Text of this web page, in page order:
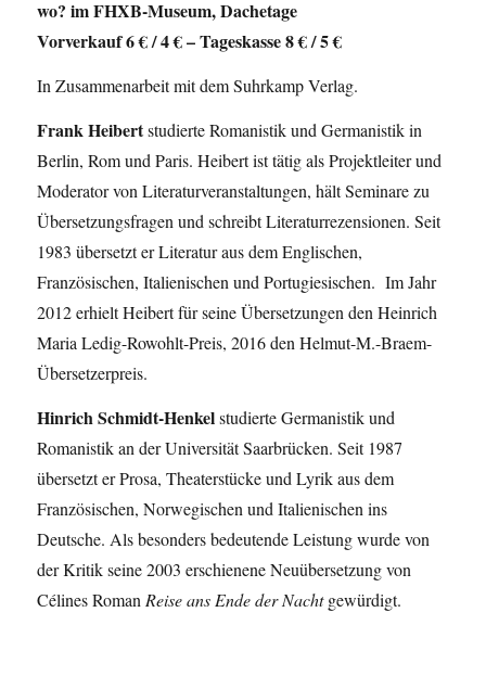
wo? im FHXB-Museum, Dachetage
Vorverkauf 6 € / 4 € – Tageskasse 8 € / 5 €
In Zusammenarbeit mit dem Suhrkamp Verlag.
Frank Heibertstudierte Romanistik und Germanistik in
Berlin, Rom und Paris. Heibert ist tätig als Projektleiter und
Moderator von Literaturveranstaltungen, hält Seminare zu
Übersetzungsfragen und schreibt Literaturrezensionen. Seit
1983 übersetzt er Literatur aus dem Englischen,
Französischen, Italienischen und Portugiesischen. Im Jahr
2012 erhielt Heibert für seine Übersetzungen den Heinrich
Maria Ledig-Rowohlt-Preis, 2016 den Helmut-M.-Braem-
Übersetzerpreis.
Hinrich Schmidt-Henkelstudierte Germanistik und
Romanistik an der Universität Saarbrücken. Seit 1987
übersetzt er Prosa, Theaterstücke und Lyrik aus dem
Französischen, Norwegischen und Italienischen ins
Deutsche. Als besonders bedeutende Leistung wurde von
der Kritik seine 2003 erschienene Neuübersetzung von
Célines Roman Reise ans Ende der Nachtgewürdigt.